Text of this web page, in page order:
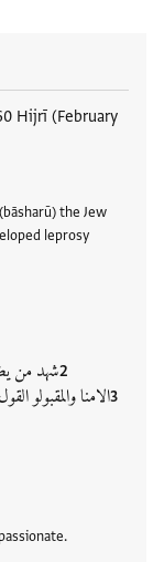
Hijrī (February
the Jew
leprosy
شهد من
الامنا والمقبولو